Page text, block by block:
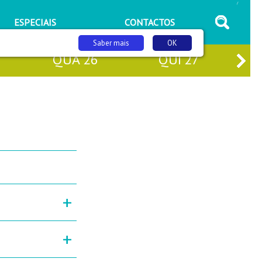
ESPECIAIS CONTACTOS
/
QUA26 QUI27
+
+
OK
Saber mais